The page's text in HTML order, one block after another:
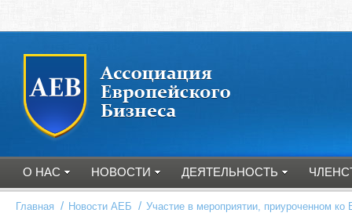
О НАС НОВОСТИ ДЕЯТЕЛЬНОСТЬ
Главная / Новости АЕБ / Участие в мероприятии, приуроченном